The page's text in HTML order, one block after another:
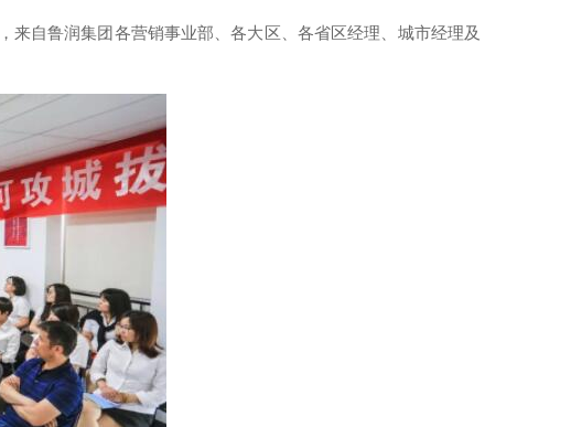
自鲁润集团各营销事业部、各大区、各省区经理、城市经理及